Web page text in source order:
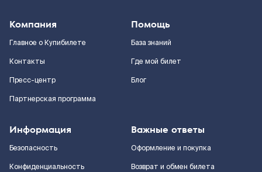
Компания
Главное о Купибилете
Контакты
Пресс-центр
Партнерская программа
Помощь
База знаний
Где мой билет
Блог
Информация
Безопасность
Конфиденциальность
Важные ответы
Оформление и покупка
Возврат и обмен билета